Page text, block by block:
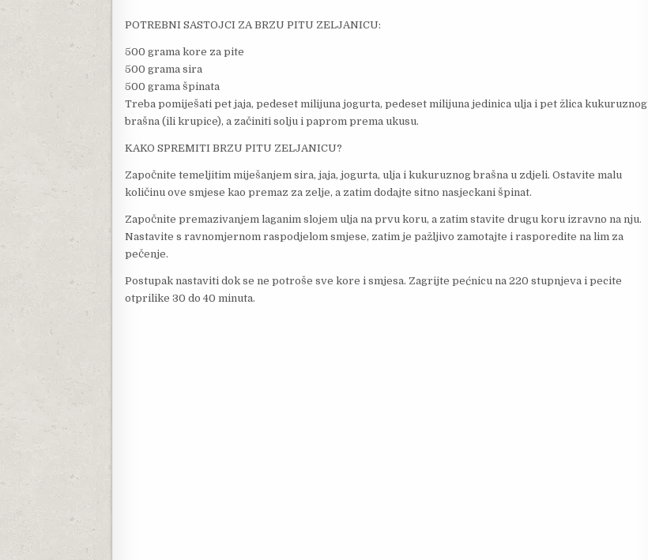
POTREBNI SASTOJCI ZA BRZU PITU ZELJANICU:
500 grama kore za pite
500 grama sira
500 grama špinata
Treba pomiješati pet jaja, pedeset milijuna jogurta, pedeset milijuna jedinica ulja i pet žlica kukuruznog
brašna (ili krupice), a začiniti solju i paprom prema ukusu.
KAKO SPREMITI BRZU PITU ZELJANICU?
Započnite temeljitim miješanjem sira, jaja, jogurta, ulja i kukuruznog brašna u zdjeli. Ostavite malu
količinu ove smjese kao premaz za zelje, a zatim dodajte sitno nasjeckani špinat.
Započnite premazivanjem laganim slojem ulja na prvu koru, a zatim stavite drugu koru izravno na nju.
Nastavite s ravnomjernom raspodjelom smjese, zatim je pažljivo zamotajte i rasporedite na lim za
pečenje.
Postupak nastaviti dok se ne potroše sve kore i smjesa. Zagrijte pećnicu na 220 stupnjeva i pecite
otprilike 30 do 40 minuta.